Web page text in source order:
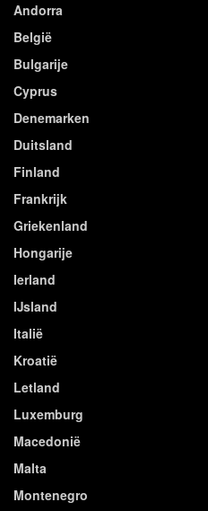
Andorra
België
Bulgarije
Cyprus
Denemarken
Duitsland
Finland
Frankrijk
Griekenland
Hongarije
Ierland
IJsland
Italië
Kroatië
Letland
Luxemburg
Macedonië
Malta
Montenegro